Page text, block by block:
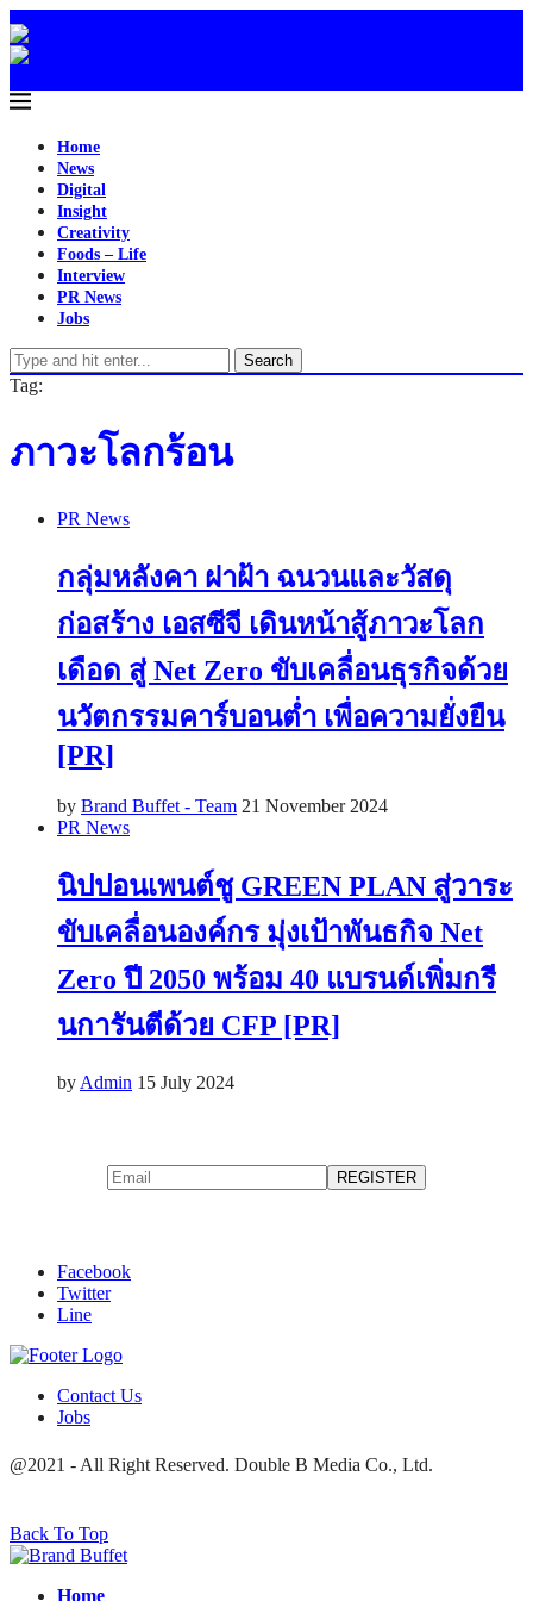
Home
News
Digital
Insight
Creativity
Foods – Life
Interview
PR News
Jobs
Search
Tag:
ภาวะโลกร้อน
PR News
กลุ่มหลังคา ฝาฝ้า ฉนวนและวัสดุ
ก่อสร้าง เอสซีจี เดินหน้าสู้ภาวะโลก
เดือด สู่ Net Zero ขับเคลื่อนธุรกิจด้วย
นวัตกรรมคาร์บอนต่ำ เพื่อความยั่งยืน
[PR]
by Brand Buffet - Team 21 November 2024
PR News
นิปปอนเพนต์ชู GREEN PLAN สู่วาระ
ขับเคลื่อนองค์กร มุ่งเป้าพันธกิจ Net
Zero ปี 2050 พร้อม 40 แบรนด์เพิ่มกรี
นการันตีด้วย CFP [PR]
by Admin 15 July 2024
Facebook
Twitter
Line
Contact Us
Jobs
@2021 - All Right Reserved. Double B Media Co., Ltd.
Back To Top
Home